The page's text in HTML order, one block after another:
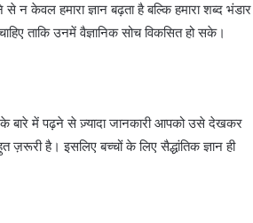
से न केवल हमारा ज्ञान बढ़ता है बल्कि हमारा शब्द भंडार
ताकि उनमें वैज्ञानिक सोच विकसित हो सके।
बारे में पढ़ने से ज़्यादा जानकारी आपको उसे देखकर
है। इसलिए बच्चों के लिए सैद्धांतिक ज्ञान ही